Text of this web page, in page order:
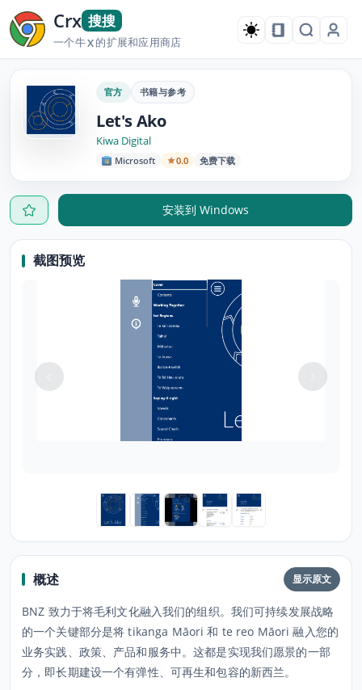
Crx 搜搜
一个牛X的扩展和应用商店
官方 书籍与参考
Let's Ako
Kiwa Digital
Microsoft 0.0 免费下载
安装到 Windows
截图预览
概述 显示原文
BNZ 致力于将毛利文化融入我们的组织。我们可持续发展战略
的一个关键部分是将 tikanga Māori 和 te reo Māori 融入您的
业务实践、政策、产品和服务中。这都是实现我们愿景的一部
分，即长期建设一个有弹性、可再生和包容的新西兰。